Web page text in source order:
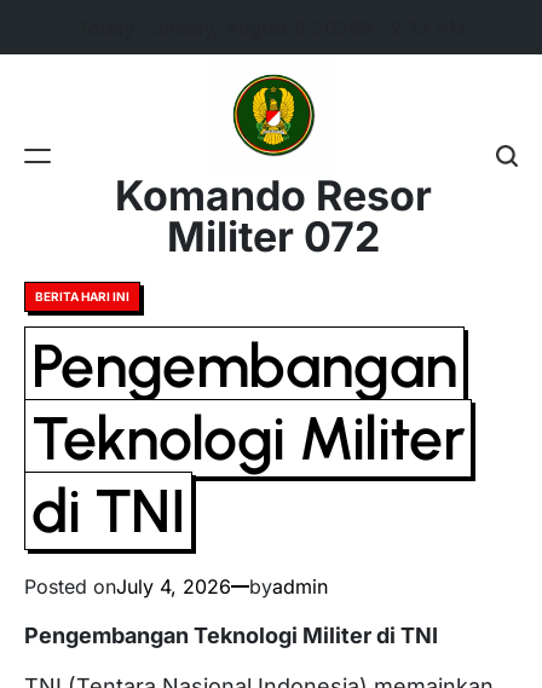
Komando Resor
Militer 072
Posted
in
BERITA HARI INI
Pengembangan
Teknologi Militer
di TNI
Posted onJuly 4, 2026 byadmin
Pengembangan Teknologi Militer di TNI